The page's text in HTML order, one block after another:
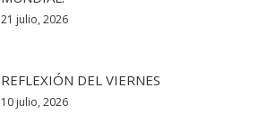
21 julio, 2026
REFLEXIÓN DEL VIERNES
10 julio, 2026